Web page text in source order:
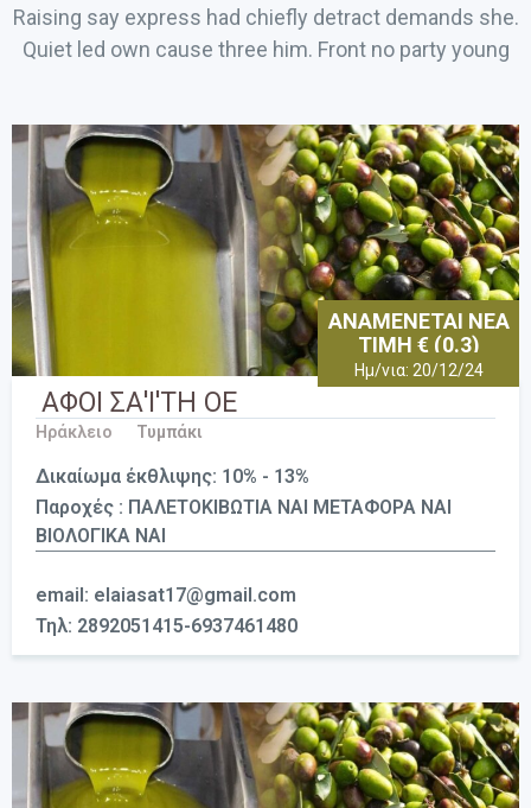
Raising say express had chiefly detract demands she.
Quiet led own cause three him. Front no party young
ΑΝΑΜΕΝΕΤΑΙ ΝΕΑ
ΤΙΜΗ € (0.3)
Ημ/νια: 20/12/24
ΑΦΟΙ ΣΑ'Ι'ΤΗ ΟΕ
Ηράκλειο Τυμπάκι
Δικαίωμα έκθλιψης: 10% - 13%
Παροχές : ΠΑΛΕΤΟΚΙΒΩΤΙΑ ΝΑΙ ΜΕΤΑΦΟΡΑ ΝΑΙ
ΒΙΟΛΟΓΙΚΑ ΝΑΙ
email: elaiasat17@gmail.com
Τηλ: 2892051415-6937461480